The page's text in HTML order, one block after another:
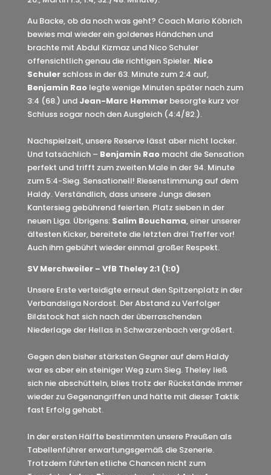
Au Backe, ob da noch was geht? Coach Mario Köbrich
bewies mal wieder ein goldenes Händchen und
brachte mit Abdul Kizmaz und Nico Schuler
offensichtlich genau die richtigen Spieler. Nico
Schulerschloss in der 63. Minute zum 2:4 auf,
Benjamin Rao legte wenige Minuten später nach zum
3:4 (68.) undJean-Marc Hemmerbesorgte kurz vor
Schluss sogar noch den Ausgleich (4:4/82.).
Nachspielzeit, unsere Reserve lässt aber nicht locker.
Und tatsächlich – Benjamin Raomacht die Sensation
perfekt und trifft zum zweiten Male in der 94. Minute
zum 5:4-Sieg. Sensationell! Riesenstimmung auf dem
Haldy. Verständlich, dass unsere Jungs diesen
Kantersieg gebührend feierten. Platz sieben in der
neuen Liga. Übrigens: Salim Bouchama, einer unserer
ältesten Kicker, bereitete die letzten drei Treffer vor!
Auch ihm gebührt wieder einmal großer Respekt.
SV Merchweiler – VfB Theley 2:1 (1:0)
Unsere Erste verteidigte erneut den Spitzenplatz in der
Verbandsliga Nordost. Der Abstand zu Verfolger
Bildstock hat sich nach der überraschenden
Niederlage der Hellas in Schwarzenbach vergrößert.
Gegen den bisher stärksten Gegner auf dem Haldy
war es aber ein steiniger Weg zum Sieg. Theley ließ
sich nie abschütteln, blies trotz der Rückstände immer
wieder zu Gegenangriffen und hätte mit dieser Taktik
fast Erfolg gehabt.
In der ersten Hälfte bestimmten unsere Preußen als
Tabellenführer erwartungsgemäß die Szenerie.
Trotzdem führten etliche Chancen nicht zum